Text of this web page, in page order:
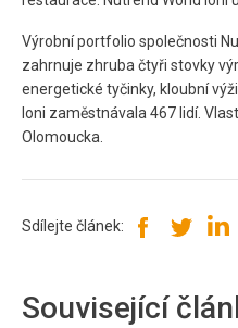
Výrobní portfolio společnosti
zahrnuje zhruba čtyři stovky
energetické tyčinky, kloubní
loni zaměstnávala 467 lidí.
Olomoucka.
Sdílejte článek:
Související